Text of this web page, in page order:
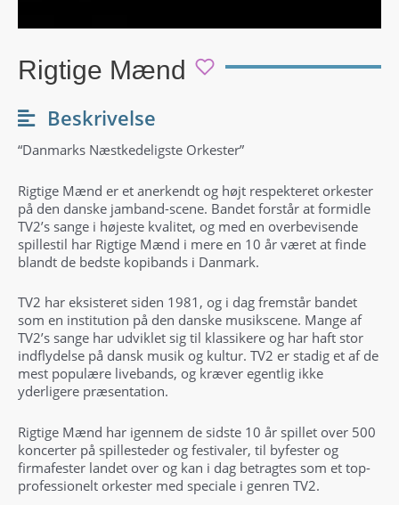
Rigtige Mænd
Beskrivelse
“Danmarks Næstkedeligste Orkester”
Rigtige Mænd er et anerkendt og højt respekteret orkester
på den danske jamband-scene. Bandet forstår at formidle
TV2’s sange i højeste kvalitet, og med en overbevisende
spillestil har Rigtige Mænd i mere en 10 år været at finde
blandt de bedste kopibands i Danmark.
TV2 har eksisteret siden 1981, og i dag fremstår bandet
som en institution på den danske musikscene. Mange af
TV2’s sange har udviklet sig til klassikere og har haft stor
indflydelse på dansk musik og kultur. TV2 er stadig et af de
mest populære livebands, og kræver egentlig ikke
yderligere præsentation.
Rigtige Mænd har igennem de sidste 10 år spillet over 500
koncerter på spillesteder og festivaler, til byfester og
firmafester landet over og kan i dag betragtes som et top-
professionelt orkester med speciale i genren TV2.